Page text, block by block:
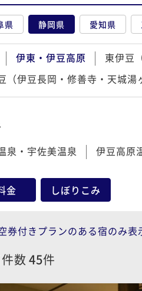
県 静岡県 愛知県
伊東・伊豆高原 東伊豆
（伊豆長岡・修善寺・天城湯
泉・宇佐美温泉 伊豆高原
金 しぼりこみ
券付きプランのある宿のみ表
数 45件